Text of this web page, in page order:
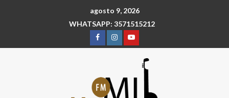
agosto 9, 2026
WHATSAPP: 3571515212